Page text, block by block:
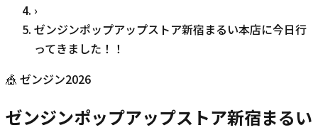
›
ゼンジンポップアップストア新宿まるい本店に今日行
ってきました！！
🎪 ゼンジン2026
ゼンジンポップアップストア新宿まるい